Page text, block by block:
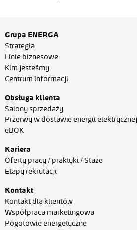
Grupa ENERGA
Strategia
Linie biznesowe
Kim jesteśmy
Centrum informacji
Obsługa klienta
Salony sprzedaży
Przerwy w dostawie energii elektrycznej
eBOK
Kariera
Oferty pracy / praktyki / Staże
Etapy rekrutacji
Kontakt
Kontakt dla klientów
Współpraca marketingowa
Pogotowie energetyczne